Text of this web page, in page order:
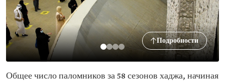
Подробности
Общее число паломников за 58 сезонов хаджа, начиная